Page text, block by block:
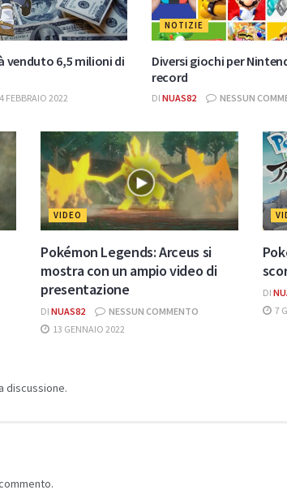
venduto 6,5 milioni di
4 FEBBRAIO 2022
NOTIZIE
Diversi giochi per
record
DI NUAS82 NESSUN
VIDEO
Pokémon Legends: Arceus si
mostra con un ampio video di
presentazione
DI NUAS82
NESSUN COMMENTO
13 GENNAIO 2022
DI
7
discussione.